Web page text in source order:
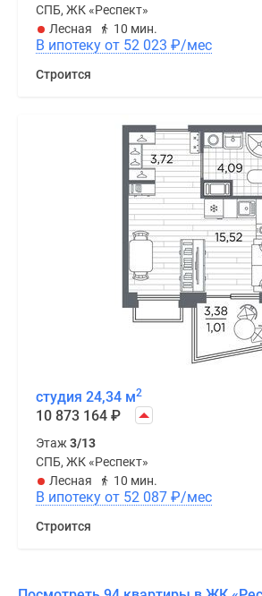
СПБ, ЖК «Респект»
Лесная
10 мин.
В ипотеку от 52 023 ₽/мес
Строится
студия 24,34 м2
10 873 164 ₽
Этаж3/13
СПБ, ЖК «Респект»
Лесная
10 мин.
В ипотеку от 52 087 ₽/мес
Строится